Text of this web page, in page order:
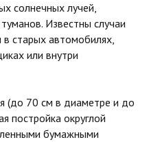
солнечных лучей,
Известны случаи
в старых автомобилях,
или внутри
(до 70 см в диаметре и до
постройка округлой
бумажными